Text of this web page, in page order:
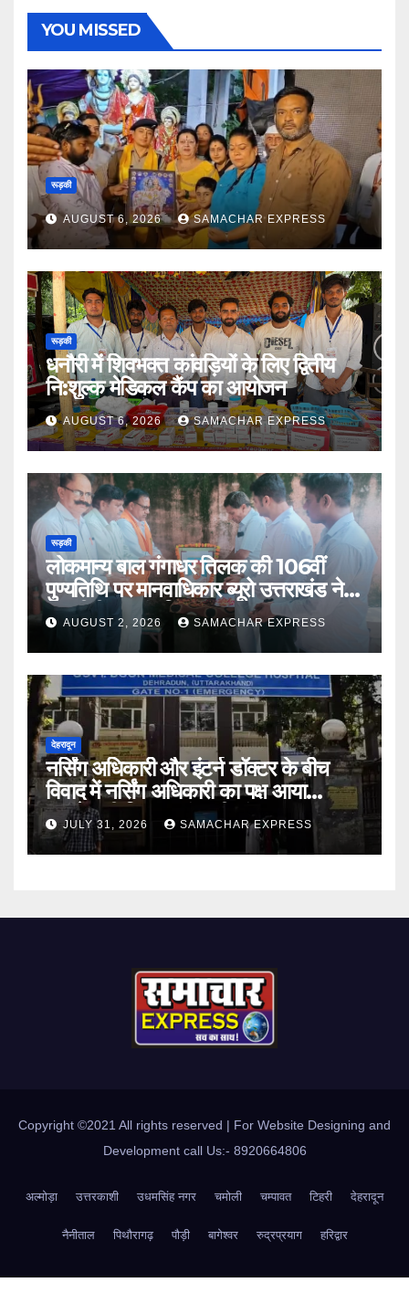
YOU MISSED
रूड़की
AUGUST 6, 2026 SAMACHAR EXPRESS
रूड़की
धनौरी में शिवभक्त कांवड़ियों के लिए द्वितीय
नि:शुल्क मेडिकल कैंप का आयोजन
AUGUST 6, 2026 SAMACHAR EXPRESS
रूड़की
लोकमान्य बाल गंगाधर तिलक की 106वीं
पुण्यतिथि पर मानवाधिकार ब्यूरो उत्तराखंड ने दी
भावभीनी श्रद्धांजलि
AUGUST 2, 2026 SAMACHAR EXPRESS
देहरादून
नर्सिंग अधिकारी और इंटर्न डॉक्टर के बीच
विवाद में नर्सिंग अधिकारी का पक्ष आया
सामने,करी निष्पक्ष जांच की मांग
JULY 31, 2026 SAMACHAR EXPRESS
Copyright ©2021 All rights reserved | For Website Designing and
Development call Us:- 8920664806
अल्मोड़ा उत्तरकाशी उधमसिंह नगर चमोली चम्पावत टिहरी देहरादून
नैनीताल पिथौरागढ़ पौड़ी बागेश्वर रुद्रप्रयाग हरिद्वार